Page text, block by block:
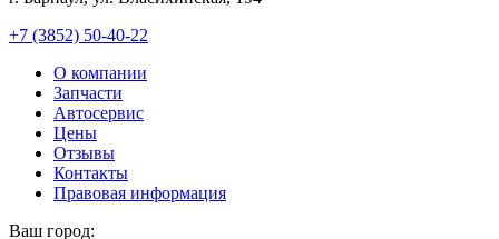
+7 (3852) 50-40-22
О компании
Запчасти
Автосервис
Цены
Отзывы
Контакты
Правовая информация
Ваш город: